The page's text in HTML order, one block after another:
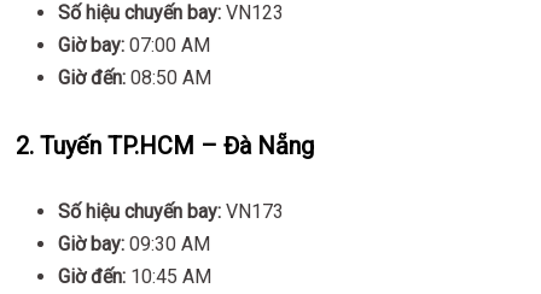
Số hiệu chuyến bay: VN123
Giờ bay: 07:00 AM
Giờ đến: 08:50 AM
2.Tuyến TP.HCM – Đà Nẵng
Số hiệu chuyến bay: VN173
Giờ bay: 09:30 AM
Giờ đến: 10:45 AM